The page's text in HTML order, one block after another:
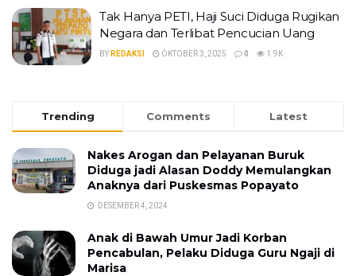
Tak Hanya PETI, Haji Suci Diduga Rugikan
Negara dan Terlibat Pencucian Uang
BY REDAKSI OKTOBER 3, 2025 0 1.9K
Trending Comments Latest
Nakes Arogan dan Pelayanan Buruk
Diduga jadi Alasan Doddy Memulangkan
Anaknya dari Puskesmas Popayato
DESEMBER 4, 2024
Anak di Bawah Umur Jadi Korban
Pencabulan, Pelaku Diduga Guru Ngaji di
Marisa